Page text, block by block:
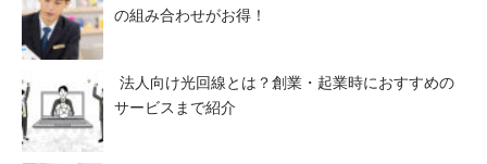
の組み合わせがお得！
法人向け光回線とは？創業・起業時におすすめの
サービスまで紹介